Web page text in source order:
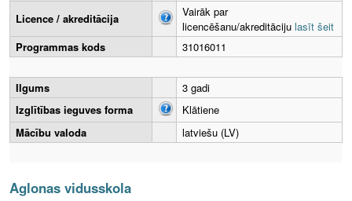
Licence / akreditācija
Vairāk par
licencēšanu/akreditāciju lasīt šeit
Programmas kods
31016011
Ilgums
3 gadi
Izglītības ieguves forma
Klātiene
Mācību valoda
latviešu (LV)
Aglonas vidusskola